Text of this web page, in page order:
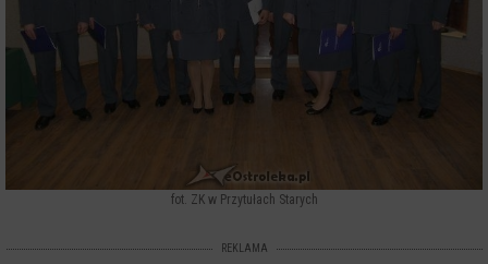
fot. ZK w Przytułach Starych
REKLAMA